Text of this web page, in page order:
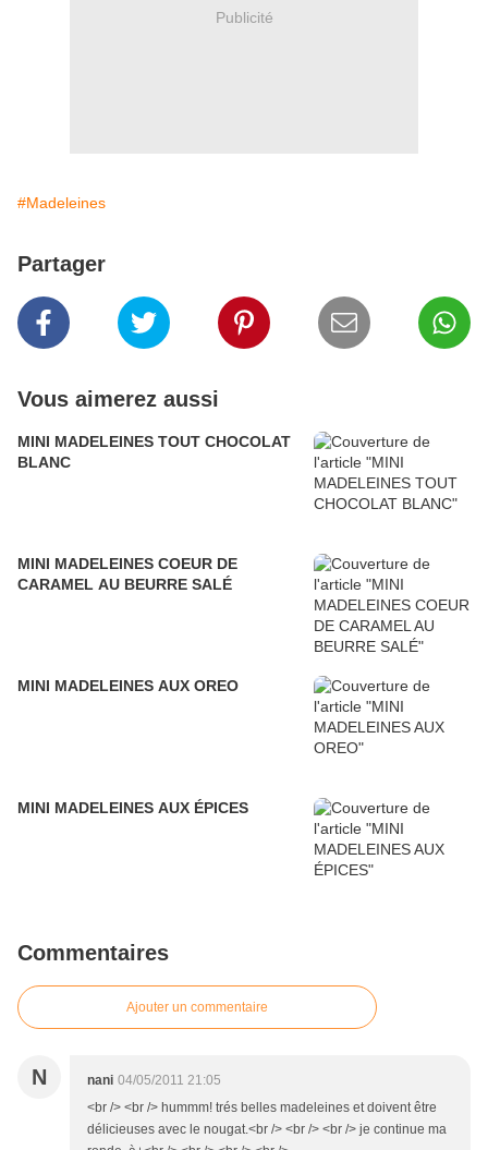
Publicité
#Madeleines
Partager
Vous aimerez aussi
MINI MADELEINES TOUT CHOCOLAT
BLANC
MINI MADELEINES COEUR DE
CARAMEL AU BEURRE SALÉ
MINI MADELEINES AUX OREO
MINI MADELEINES AUX ÉPICES
Commentaires
Ajouter un commentaire
N nani 04/05/2011 21:05
<br /> <br /> hummm! trés belles madeleines et doivent être
délicieuses avec le nougat.<br /> <br /> <br /> je continue ma